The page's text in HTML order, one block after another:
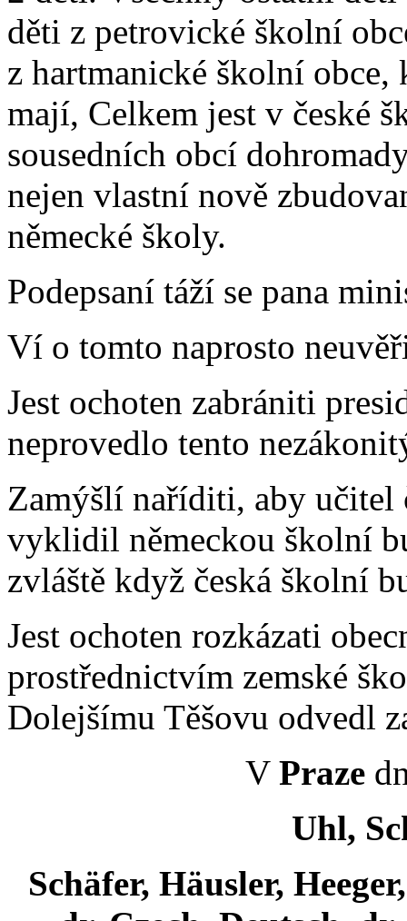
děti z petrovické školní
z hartmanické školní obce,
mají, Celkem jest v české
sousedních obcí
nejen vlastní nově
německé školy.
Podepsaní táží se pana
Ví o tomto naprosto
Jest ochoten zabrániti
neprovedlo tento
Zamýšlí naříditi, aby učitel
vyklidil německou školní
zvláště když česká školní
Jest ochoten rozkázati
prostřednictvím zemské
Dolejšímu Těšovu odvedl
V Praze
Uhl,
Schäfer, Häusler,